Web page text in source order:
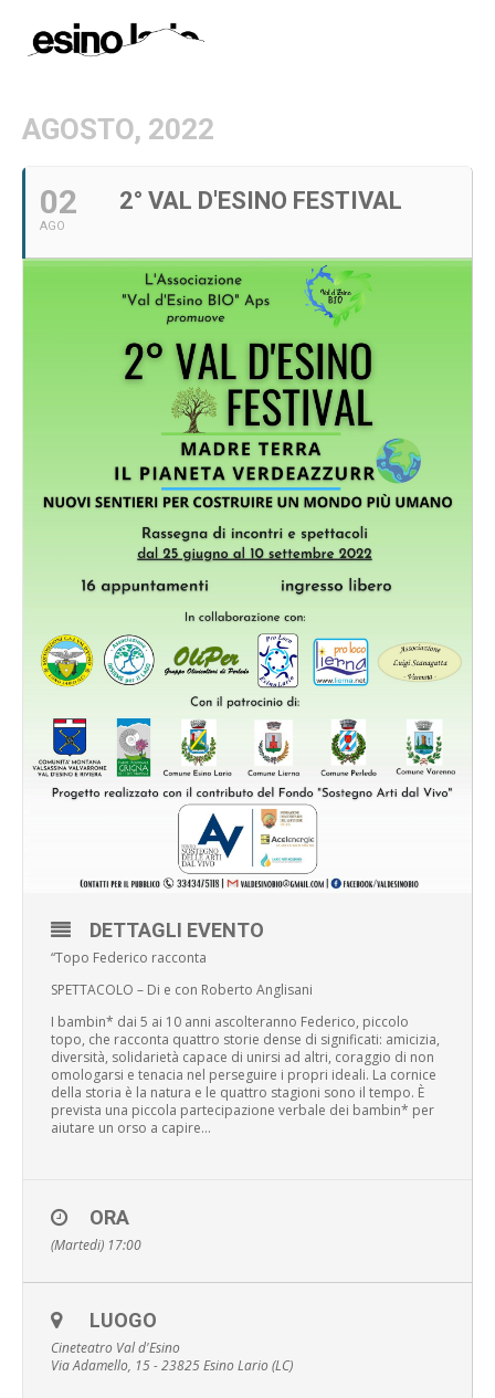
AGOSTO, 2022
02
AGO
2° VAL D'ESINO FESTIVAL
DETTAGLI EVENTO
“Topo Federico racconta
SPETTACOLO – Di e con Roberto Anglisani
I bambin* dai 5 ai 10 anni ascolteranno Federico, piccolo
topo, che racconta quattro storie dense di significati: amicizia,
diversità, solidarietà capace di unirsi ad altri, coraggio di non
omologarsi e tenacia nel perseguire i propri ideali. La cornice
della storia è la natura e le quattro stagioni sono il tempo. È
prevista una piccola partecipazione verbale dei bambin* per
aiutare un orso a capire…
ORA
(Martedi) 17:00
LUOGO
Cineteatro Val d'Esino
Via Adamello, 15 - 23825 Esino Lario (LC)